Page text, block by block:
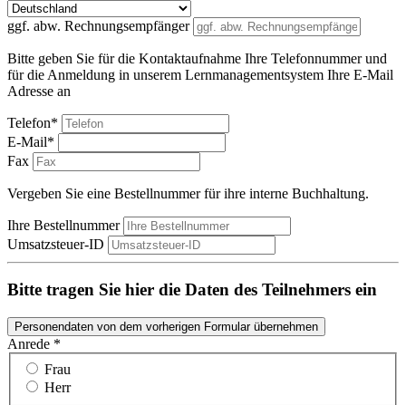
ggf. abw. Rechnungsempfänger
Bitte geben Sie für die Kontaktaufnahme Ihre Telefonnummer und
für die Anmeldung in unserem Lernmanagementsystem Ihre E-Mail
Adresse an
Telefon*
E-Mail*
Fax
Vergeben Sie eine Bestellnummer für ihre interne Buchhaltung.
Ihre Bestellnummer
Umsatzsteuer-ID
Bitte tragen Sie hier die Daten des Teilnehmers ein
Personendaten von dem vorherigen Formular übernehmen
Anrede *
Frau
Herr